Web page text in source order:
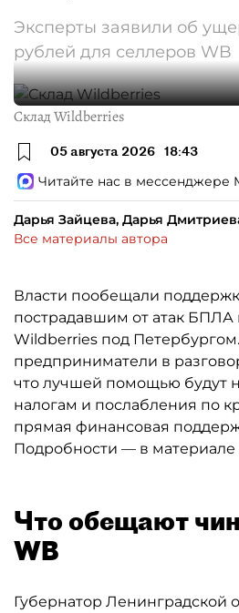
Эксперты заявили об
рублей для селлеров WB
Склад Wildberries
05 августа 2026 18:43
Читайте нас в мессенджере
Дарья Зайцева, Дарья
Все материалы автора
Власти пообещали
пострадавшим от атак БПЛА
Wildberries под
предприниматели в
что лучшей помощью будут
налогам и послабления по
прямая финансовая
Подробности — в материале
Что обещают
WB
Губернатор Ленинградской